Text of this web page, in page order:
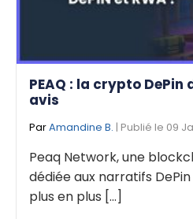
PEAQ : la crypto DePin
avis
ParAmandine B. | Publié le 09
Peaq Network, une
dédiée aux narratifs
plus en plus [...]